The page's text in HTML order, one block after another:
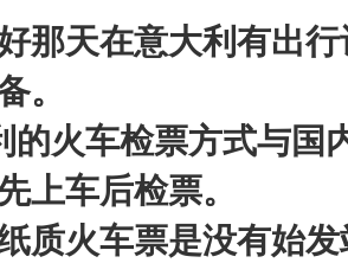
那天在意大利有出
。
的火车检票方式与国
上车后检票。
质火车票是没有始